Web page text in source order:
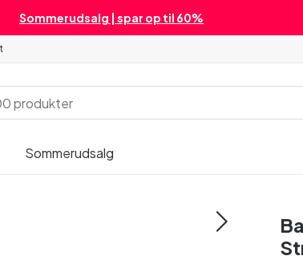
Sommerudsalg | spar op til 60%
Sommerudsalg